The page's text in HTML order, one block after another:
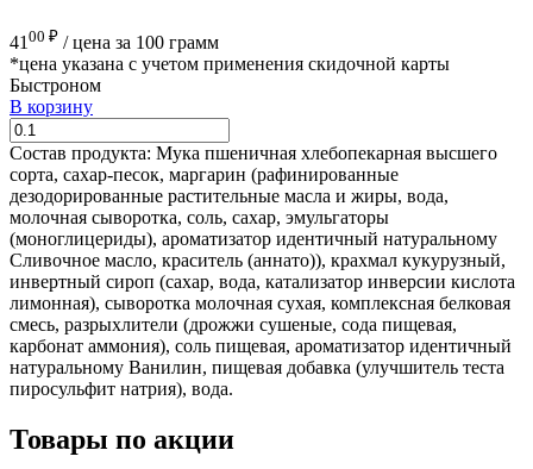
4100 ₽ / цена за 100 грамм
*цена указана с учетом применения скидочной карты
Быстроном
В корзину
Состав продукта: Мука пшеничная хлебопекарная высшего
сорта, сахар-песок, маргарин (рафинированные
дезодорированные растительные масла и жиры, вода,
молочная сыворотка, соль, сахар, эмульгаторы
(моноглицериды), ароматизатор идентичный натуральному
Сливочное масло, краситель (аннато)), крахмал кукурузный,
инвертный сироп (сахар, вода, катализатор инверсии кислота
лимонная), сыворотка молочная сухая, комплексная белковая
смесь, разрыхлители (дрожжи сушеные, сода пищевая,
карбонат аммония), соль пищевая, ароматизатор идентичный
натуральному Ванилин, пищевая добавка (улучшитель теста
пиросульфит натрия), вода.
Товары по акции